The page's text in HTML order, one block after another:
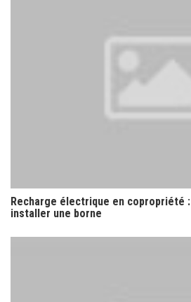
Recharge électrique en copropriété
installer une borne